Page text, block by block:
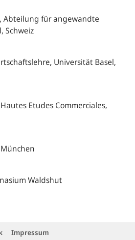
Abteilung für angewandte
Schweiz
Universität Basel,
Etudes Commerciales,
Waldshut
Impressum